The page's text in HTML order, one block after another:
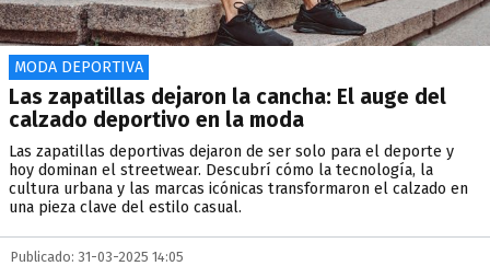
MODA DEPORTIVA
Las zapatillas dejaron la cancha: El auge del
calzado deportivo en la moda
Las zapatillas deportivas dejaron de ser solo para el deporte y
hoy dominan el streetwear. Descubrí cómo la tecnología, la
cultura urbana y las marcas icónicas transformaron el calzado en
una pieza clave del estilo casual.
Publicado: 31-03-2025 14:05